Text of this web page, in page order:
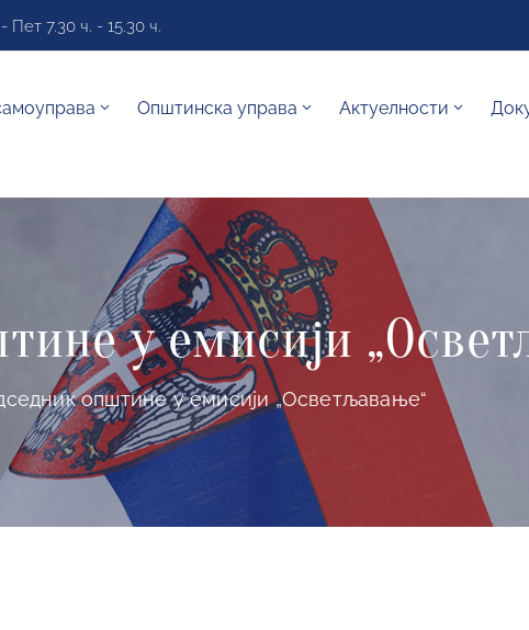
7.30 ч. - 15.30 ч.
Општинска управа Актуелности
у емисији
општине у емисији „Осветљавање“